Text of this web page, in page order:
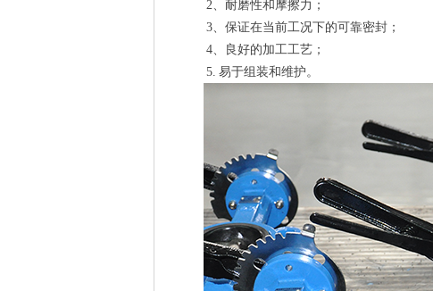
2、耐磨性和摩擦力；
3、保证在当前工况下的可靠密封；
4、良好的加工工艺；
5. 易于组装和维护。